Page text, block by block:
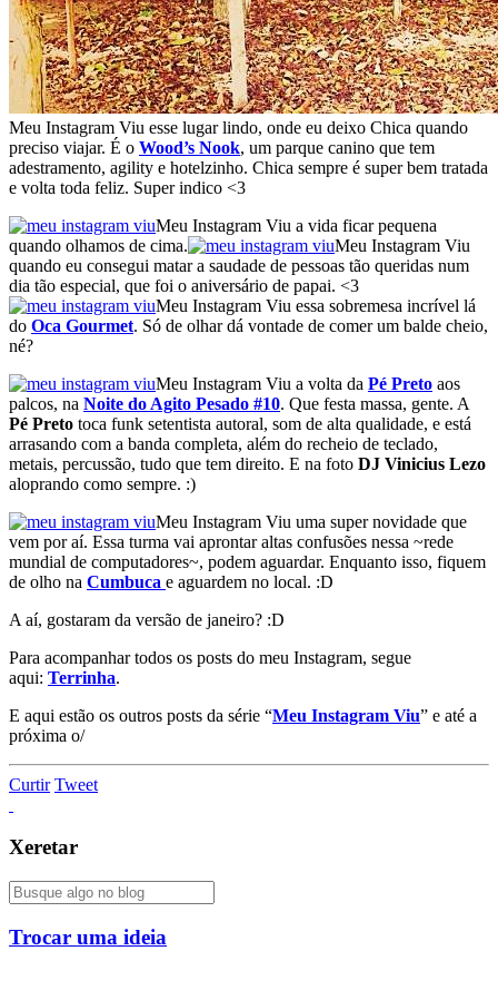
Meu Instagram Viu esse lugar lindo, onde eu deixo Chica quando
preciso viajar. É o Wood’s Nook, um parque canino que tem
adestramento, agility e hotelzinho. Chica sempre é super bem tratada
e volta toda feliz. Super indico <3
Meu Instagram Viu a vida ficar pequena
quando olhamos de cima.
Meu Instagram Viu
quando eu consegui matar a saudade de pessoas tão queridas num
dia tão especial, que foi o aniversário de papai. <3
Meu Instagram Viu essa sobremesa incrível lá
do Oca Gourmet. Só de olhar dá vontade de comer um balde cheio,
né?
Meu Instagram Viu a volta da Pé Preto aos
palcos, na Noite do Agito Pesado #10. Que festa massa, gente. A
Pé Preto toca funk setentista autoral, som de alta qualidade, e está
arrasando com a banda completa, além do recheio de teclado,
metais, percussão, tudo que tem direito. E na foto DJ Vinicius Lezo
aloprando como sempre. :)
Meu Instagram Viu uma super novidade que
vem por aí. Essa turma vai aprontar altas confusões nessa ~rede
mundial de computadores~, podem aguardar. Enquanto isso, fiquem
de olho na Cumbuca e aguardem no local. :D
A aí, gostaram da versão de janeiro? :D
Para acompanhar todos os posts do meu Instagram, segue
aqui: Terrinha.
E aqui estão os outros posts da série “Meu Instagram Viu” e até a
próxima o/
Curtir Tweet
Xeretar
Trocar uma ideia